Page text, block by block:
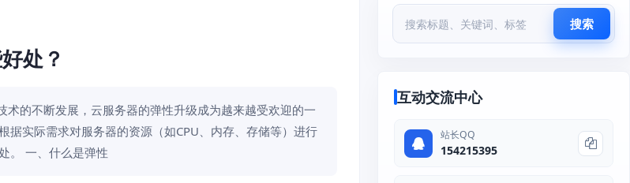
处？
的不断发展，云服务器的弹性升级成为越来越受欢迎的一
实际需求对服务器的资源（如CPU、内存、存储等）进行
。 一、什么是弹性
搜索
互动交流中心
站长QQ
154215395